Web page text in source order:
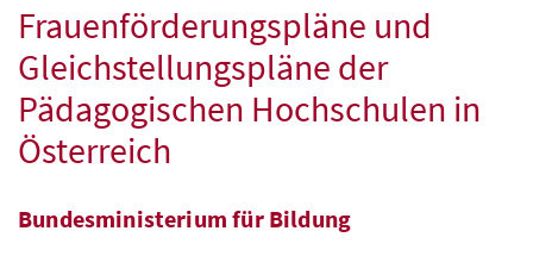
Frauenförderungspläne und
Gleichstellungspläne der
Pädagogischen Hochschulen in
Österreich
Bundesministerium für Bildung